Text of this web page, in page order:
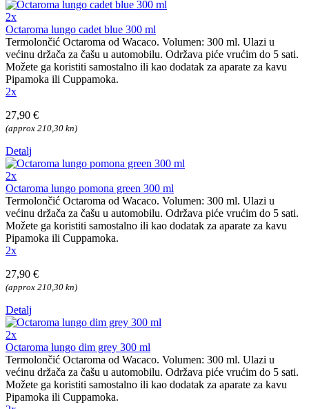
2x
Octaroma lungo cadet blue 300 ml
Termolončić Octaroma od Wacaco. Volumen: 300 ml. Ulazi u
većinu držača za čašu u automobilu. Održava piće vrućim do 5 sati.
Možete ga koristiti samostalno ili kao dodatak za aparate za kavu
Pipamoka ili Cuppamoka.
2x
27,90 €
(approx 210,30 kn)
Detalj
2x
Octaroma lungo pomona green 300 ml
Termolončić Octaroma od Wacaco. Volumen: 300 ml. Ulazi u
većinu držača za čašu u automobilu. Održava piće vrućim do 5 sati.
Možete ga koristiti samostalno ili kao dodatak za aparate za kavu
Pipamoka ili Cuppamoka.
2x
27,90 €
(approx 210,30 kn)
Detalj
2x
Octaroma lungo dim grey 300 ml
Termolončić Octaroma od Wacaco. Volumen: 300 ml. Ulazi u
većinu držača za čašu u automobilu. Održava piće vrućim do 5 sati.
Možete ga koristiti samostalno ili kao dodatak za aparate za kavu
Pipamoka ili Cuppamoka.